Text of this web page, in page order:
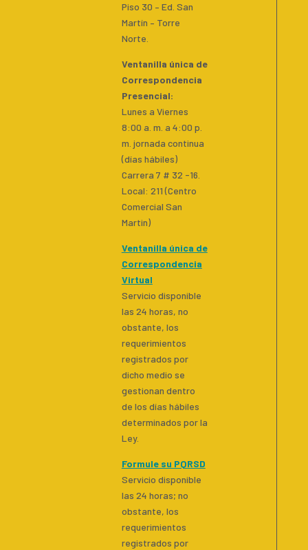
Piso 30 – Ed. San
Martín – Torre
Norte.
Ventanilla única de
Correspondencia
Presencial:
Lunes a Viernes
8:00 a. m. a 4:00 p.
m. jornada continua
(días hábiles)
Carrera 7 # 32 -16.
Local: 211 (Centro
Comercial San
Martin)
Ventanilla única de
Correspondencia
Virtual
Servicio disponible
las 24 horas, no
obstante, los
requerimientos
registrados por
dicho medio se
gestionan dentro
de los días hábiles
determinados por la
Ley.
Formule su PQRSD
Servicio disponible
las 24 horas; no
obstante, los
requerimientos
registrados por